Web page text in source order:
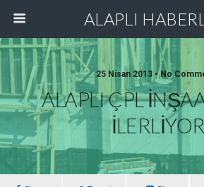
ALAPLI
25 Nisan 2013 • No
ALAPLI ÇPL